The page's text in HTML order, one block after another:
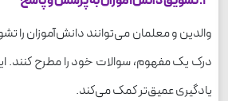
والدین و معلمان می‌توانند دانش‌آموزان را
درک یک مفهوم، سوالات خود را مطرح کنند.
یادگیری عمیق‌تر کمک می‌کند.